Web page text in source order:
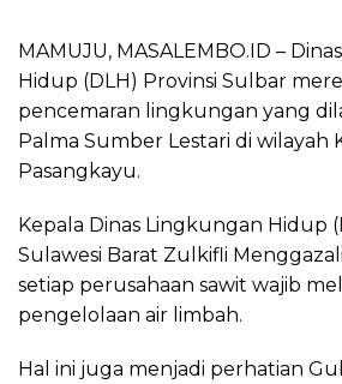
MAMUJU, MASALEMBO.ID –
Hidup (DLH) Provinsi Sulbar
pencemaran lingkungan yang
Palma Sumber Lestari di wilayah
Pasangkayu.
Kepala Dinas Lingkungan Hidup
Sulawesi Barat Zulkifli
setiap perusahaan sawit wajib
pengelolaan air limbah.
Hal ini juga menjadi perhatian